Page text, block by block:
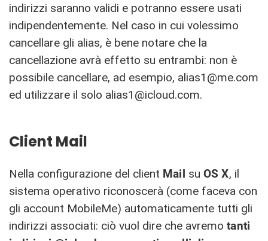
indirizzi saranno validi e potranno essere usati
indipendentemente. Nel caso in cui volessimo
cancellare gli alias, è bene notare che la
cancellazione avrà effetto su entrambi: non è
possibile cancellare, ad esempio, alias1@me.com
ed utilizzare il solo alias1@icloud.com.
Client Mail
Nella configurazione del client Mail su OS X, il
sistema operativo riconoscerà (come faceva con
gli account MobileMe) automaticamente tutti gli
indirizzi associati: ciò vuol dire che avremo tanti